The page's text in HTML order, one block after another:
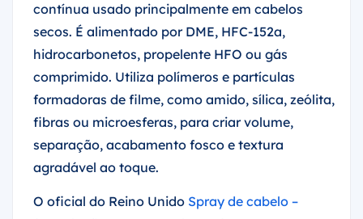
contínua usado principalmente em cabelos
secos. É alimentado por DME, HFC-152a,
hidrocarbonetos, propelente HFO ou gás
comprimido. Utiliza polímeros e partículas
formadoras de filme, como amido, sílica, zeólita,
fibras ou microesferas, para criar volume,
separação, acabamento fosco e textura
agradável ao toque.
O oficial do Reino Unido Spray de cabelo –